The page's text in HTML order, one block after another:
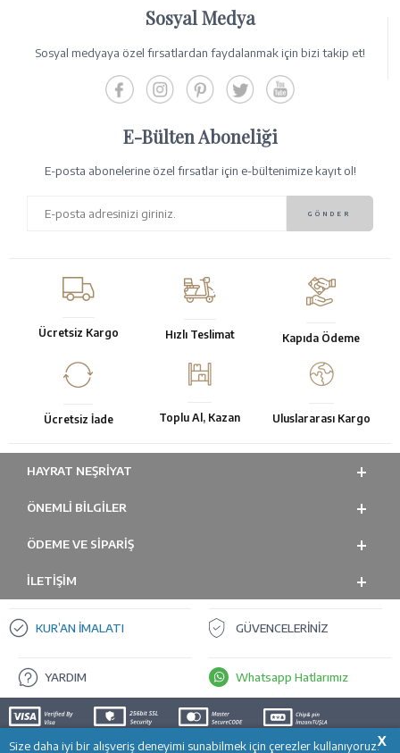
X
Size daha iyi bir alışveriş deneyimi sunabilmek için çerezler kullanıyoruz.
Sosyal Medya
Sosyal medyaya özel fırsatlardan faydalanmak için bizi takip et!
E-Bülten Aboneliği
E-posta abonelerine özel fırsatlar için e-bültenimize kayıt ol!
Ücretsiz Kargo Hızlı Teslimat Kapıda Ödeme
Ücretsiz İade Toplu Al, Kazan Uluslararası Kargo
HAYRAT NEŞRIYAT
ÖNEMLI BILGILER
ÖDEME VE SİPARİŞ
İLETİŞİM
KUR’AN İMALATI GÜVENCELERİNİZ
YARDIM Whatsapp Hatlarımız